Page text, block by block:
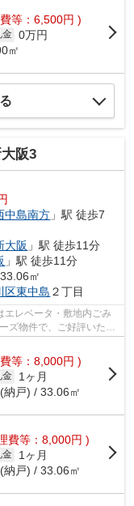
等：6,500円 )
金 0万円
㎡
阪3
中島南方 」駅 徒歩7
大阪 」駅 徒歩11分
」駅 徒歩11分
㎡
区東中島 ２丁目
エレベータ・敷地内ごみ
ズ物件で、ご好評いただ
等：8,000円 )
金
1ヶ月
納戸) / 33.06㎡
費等：8,000円 )
金
1ヶ月
納戸) / 33.06㎡